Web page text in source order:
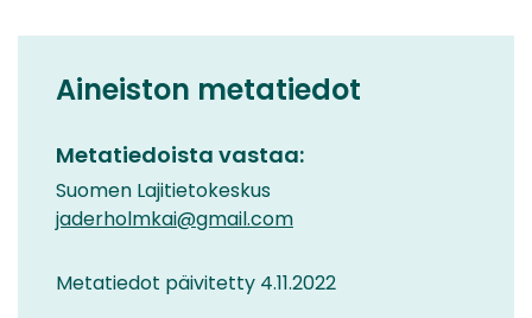
Aineiston metatiedot
Metatiedoista vastaa:
Suomen Lajitietokeskus
jaderholmkai@gmail.com
Metatiedot päivitetty 4.11.2022